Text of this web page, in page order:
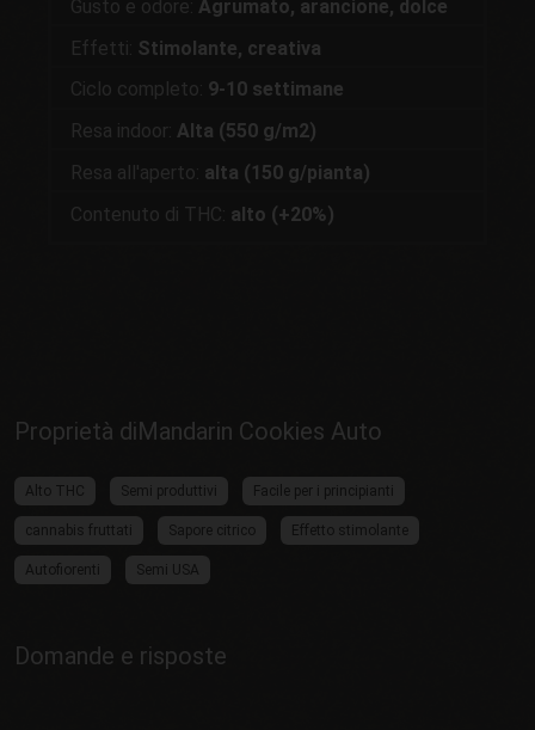
Gusto e odore: Agrumato, arancione, dolce
Effetti: Stimolante, creativa
Ciclo completo: 9-10 settimane
Resa indoor: Alta (550 g/m2)
Resa all'aperto: alta (150 g/pianta)
Contenuto di THC: alto (+20%)
Proprietà diMandarin Cookies Auto
Alto THC Semi produttivi Facile per i principianti
cannabis fruttati Sapore citrico Effetto stimolante
Autofiorenti Semi USA
Domande e risposte